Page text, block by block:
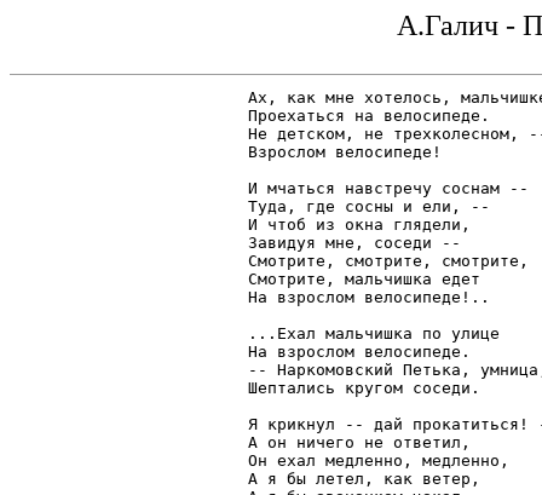
А.Галич -
Ах, как мне хотелось,
Проехаться на велосипеде.
Не детском, не трехколесном,
Взрослом велосипеде!
И мчаться навстречу соснам --
Туда, где сосны и ели, --
И чтоб из окна глядели,
Завидуя мне, соседи --
Смотрите, смотрите, смотрите,
Смотрите, мальчишка едет
На взрослом велосипеде!..
...Ехал мальчишка по улице
На взрослом велосипеде.
-- Наркомовский Петька,
Шептались кругом соседи.
Я крикнул -- дай прокатиться!
А он ничего не ответил,
Он ехал медленно, медленно,
А я бы летел, как ветер,